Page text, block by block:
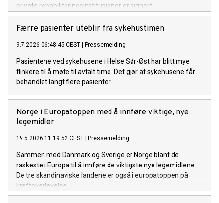
private rehabiliteringsinstitusjoner er signert.
Færre pasienter uteblir fra sykehustimen
9.7.2026 06:48:45 CEST Pressemelding
Pasientene ved sykehusene i Helse Sør-Øst har blitt mye
flinkere til å møte til avtalt time. Det gjør at sykehusene får
behandlet langt flere pasienter.
Norge i Europatoppen med å innføre viktige, nye
legemidler
19.5.2026 11:19:52 CEST Pressemelding
Sammen med Danmark og Sverige er Norge blant de
raskeste i Europa til å innføre de viktigste nye legemidlene.
De tre skandinaviske landene er også i europatoppen på
kreftoverlevelse.